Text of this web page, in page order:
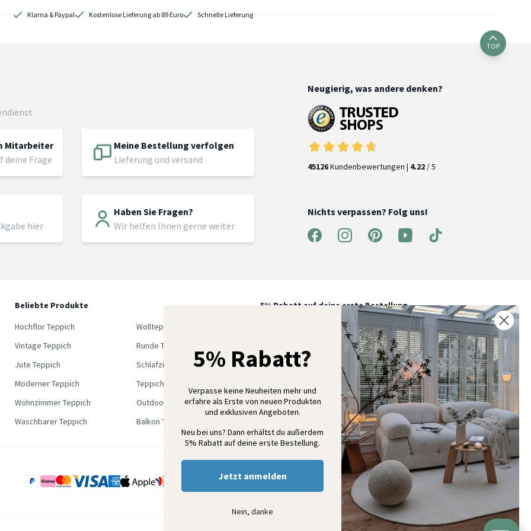
Klarna & Paypal Kostenlose Lieferung ab 89 Euro Schnelle Lieferung
TOP
Mitarbeiter
Frage
Meine Bestellung verfolgen
Lieferung und versand
hier
Haben Sie Fragen?
Wir helfen Ihnen gerne weiter
Neugierig, was andere denken?
45126Kundenbewertungen | 4.22 / 5
Nichts verpassen? Folg uns!
Beliebte Produkte
Hochflor Teppich
Wollteppich
Vintage Teppich
Runde Teppich
Jute Teppich
Schlafzimmer Teppich
Moderner Teppich
Teppich Outlet
Wohnzimmer Teppich
Outdoor Teppich
Waschbarer Teppich
Balkon Teppich
5% Rabatt auf deine erste Bestellung
Melde dich für unseren Newsletter an und entdecke neue
Kollektionen, Angebote und Wohnideen als Erstes
Anmelden
5% Rabatt?
Verpasse keine Neuheiten mehr und
erfahre als Erste von neuen Produkten
und exklusiven Angeboten.
Neu bei uns? Dann erhältst du außerdem
5% Rabatt auf deine erste Bestellung.
Jetzt anmelden
Nein, danke